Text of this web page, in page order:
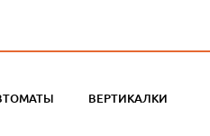
ВЕРТИКАЛКИ